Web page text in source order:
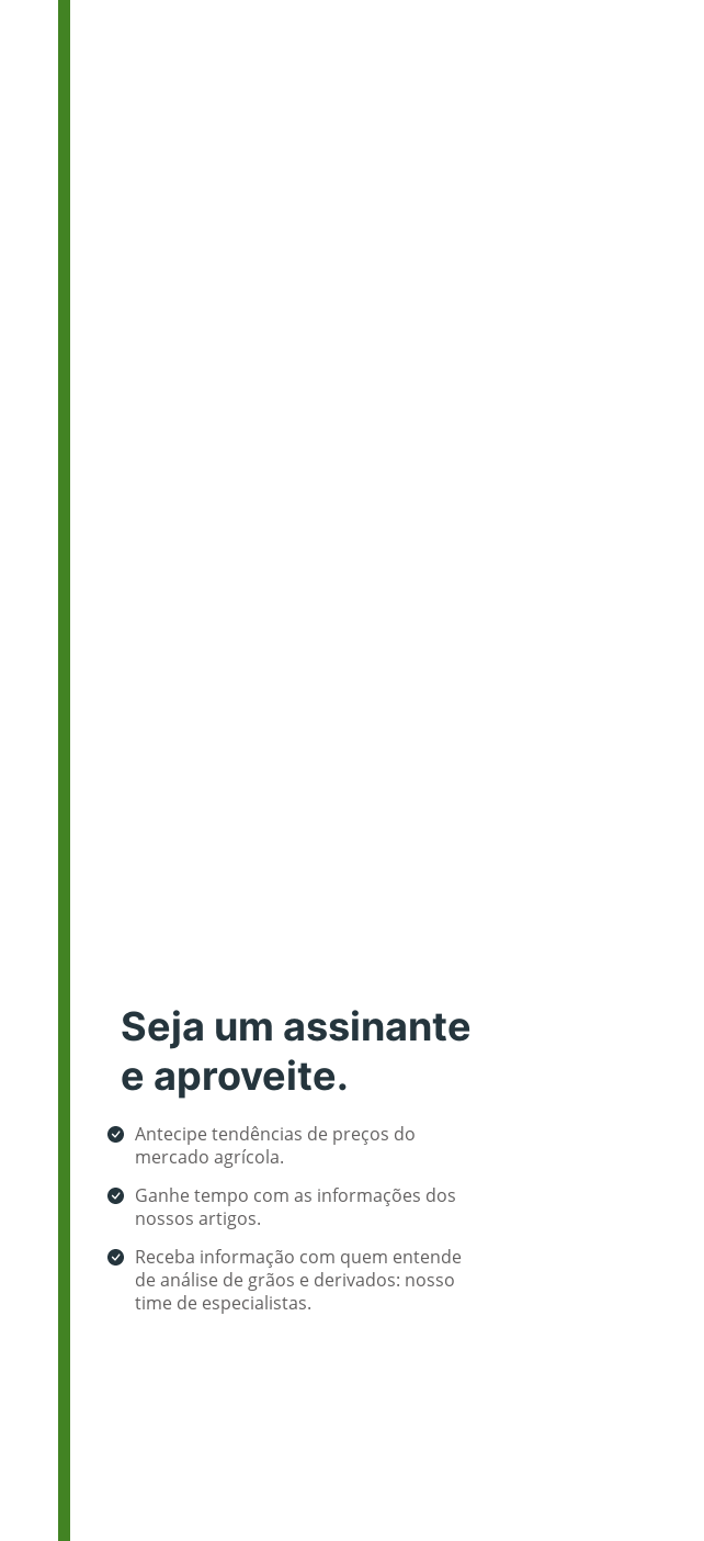
Seja um assinante
e aproveite.
Antecipe tendências de preços do
mercado agrícola.
Ganhe tempo com as informações dos
nossos artigos.
Receba informação com quem entende
de análise de grãos e derivados: nosso
time de especialistas.